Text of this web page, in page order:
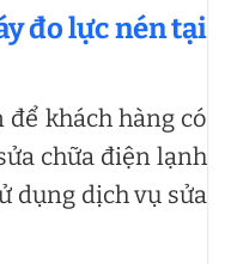
đo lực nén tại
để khách hàng có
chữa điện lạnh
dụng dịch vụ sửa